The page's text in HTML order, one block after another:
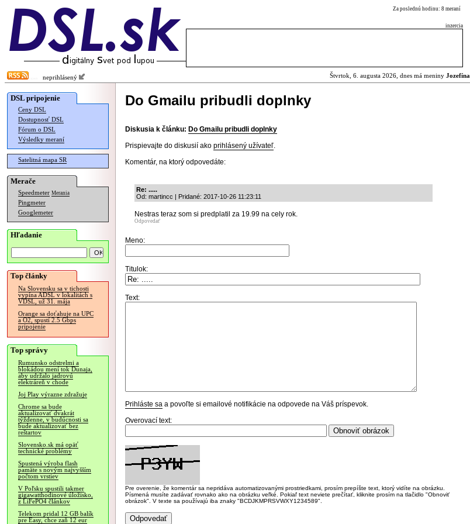
Za poslednú hodinu: 8 meraní
inzercia
neprihlásený Štvrtok, 6. augusta 2026, dnes má meniny Jozefína
DSL pripojenie
Ceny DSL
Dostupnosť DSL
Fórum o DSL
Výsledky meraní
Satelitná mapa SR
Merače
Speedmeter Merania
Pingmeter
Googlemeter
Hľadanie
Top články
Na Slovensku sa v tichosti
vypína ADSL v lokalitách s
VDSL, už 31. mája
Orange sa doťahuje na UPC
a O2, spustí 2.5 Gbps
pripojenie
Top správy
Rumunsko odstrelmi a
blokádou mení tok Dunaja,
aby udržalo jadrovú
elektráreň v chode
Joj Play výrazne zdražuje
Chrome sa bude
aktualizovať dvakrát
týždenne, v budúcnosti sa
bude aktualizovať bez
reštartov
Slovensko.sk má opäť
technické problémy
Spustená výroba flash
pamäte s novým najvyšším
počtom vrstiev
V Poľsku spustili takmer
gigawatthodinové úložisko,
z LiFePO4 článkov
Telekom pridal 12 GB balík
pre Easy, chce zaň 12 eur
Do Gmailu pribudli doplnky
Diskusia k článku: Do Gmailu pribudli doplnky
Prispievajte do diskusií ako prihlásený užívateľ.
Komentár, na ktorý odpovedáte:
Re: .....
Od: martincc | Pridané: 2017-10-26 11:23:11
Nestras teraz som si predplatil za 19.99 na cely rok.
Odpovedať
Meno:
Titulok:
Text:
Prihláste sa a povoľte si emailové notifikácie na odpovede na Váš príspevok.
Overovací text:
Pre overenie, že komentár sa nepridáva automatizovanými prostriedkami, prosím prepíšte text, ktorý vidíte na obrázku.
Písmená musíte zadávať rovnako ako na obrázku veľké. Pokiaľ text neviete prečítať, kliknite prosím na tlačidlo "Obnoviť
obrázok". V texte sa používajú iba znaky "BCDJKMPRSVWXY1234589".